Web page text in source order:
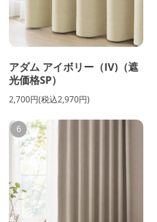
アダム アイボリー（IV)（遮
光価格SP）
2,700円(税込2,970円)
6